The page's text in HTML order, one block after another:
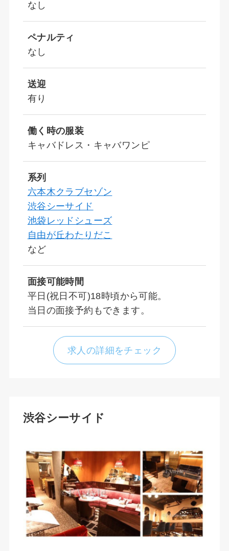
なし
ペナルティ
なし
送迎
有り
働く時の服装
キャバドレス・キャバワンピ
系列
六本木クラブセゾン
渋谷シーサイド
池袋レッドシューズ
自由が丘わたりだこ
など
面接可能時間
平日(祝日不可)18時頃から可能。
当日の面接予約もできます。
求人の詳細をチェック
渋谷シーサイド